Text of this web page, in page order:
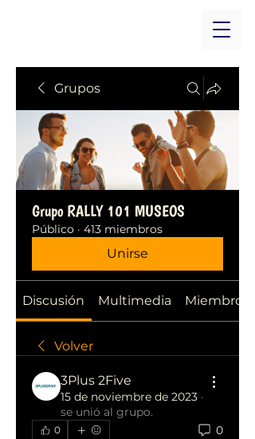
Grupos
Grupo RALLY 101 MUSEOS
Público · 413 miembros
Unirse
Discusión Multimedia Miembros
Volver
3Plus 2Five
15 de noviembre de 2023 ·
se unió al grupo.
0 0